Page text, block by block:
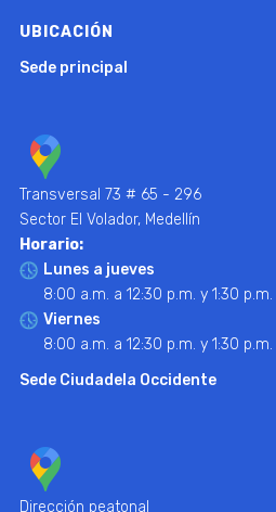
UBICACIÓN
Sede principal
Transversal 73 # 65 - 296
Sector El Volador, Medellín
Horario:
Lunes a jueves
8:00 a.m. a 12:30 p.m. y 1:30 p.m.
Viernes
8:00 a.m. a 12:30 p.m. y 1:30
Sede Ciudadela Occidente
Dirección peatonal